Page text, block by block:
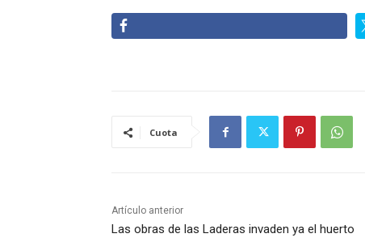
Cuota
Artículo anterior
Las obras de las Laderas invaden ya el huerto